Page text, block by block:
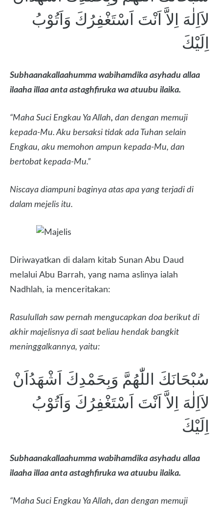
لاَاِلٰهَ اِلاَّ اَنْتَ اَسْتَغْفِرُكَ وَاَتُوْبُ
اِلَيْكَ
Subhaanakallaahumma wabihamdika asyhadu allaa
ilaaha illaa anta astaghfiruka wa atuubu ilaika.
“Maha Suci Engkau Ya Allah, dan dengan memuji
kepada-Mu. Aku bersaksi tidak ada Tuhan selain
Engkau, aku memohon ampun kepada-Mu, dan
bertobat kepada-Mu.”
Niscaya diampuni baginya atas apa yang terjadi di
dalam mejelis itu.
Diriwayatkan di dalam kitab Sunan Abu Daud
melalui Abu Barrah, yang nama aslinya ialah
Nadhlah, ia menceritakan:
Rasulullah saw pernah mengucapkan doa berikut di
akhir majelisnya di saat beliau hendak bangkit
meninggalkannya, yaitu:
سُبْحَانَكَ اللّٰهُمَّ وَبِحَمْدِكَ اَشْهَدُاَنْ
لاَاِلٰهَ اِلاَّ اَنْتَ اَسْتَغْفِرُكَ وَاَتُوْبُ
اِلَيْكَ
Subhaanakallaahumma wabihamdika asyhadu allaa
ilaaha illaa anta astaghfiruka wa atuubu ilaika.
“Maha Suci Engkau Ya Allah, dan dengan memuji